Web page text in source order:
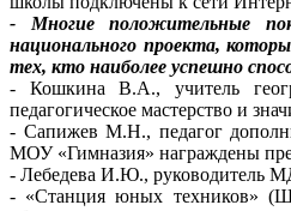
- Многие положительные
национального проекта,
тех, кто наиболее успешно
- Кошкина В.А., учитель
педагогическое мастерство и
- Сапижев М.Н., педагог
МОУ «Гимназия» награждены
- Лебедева И.Ю., руководитель
- «Станция юных техников»